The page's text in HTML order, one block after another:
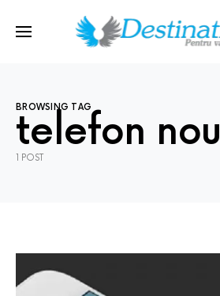
BROWSING TAG
telefon nou
1 POST